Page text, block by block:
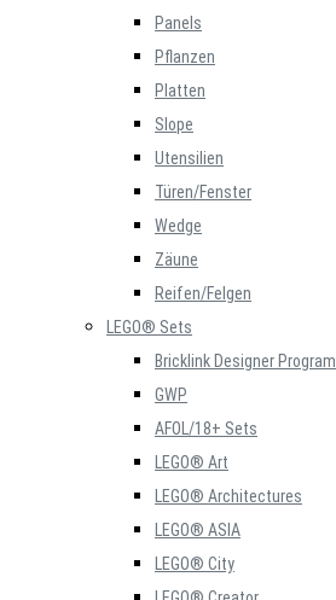
Panels
Pflanzen
Platten
Slope
Utensilien
Türen/Fenster
Wedge
Zäune
Reifen/Felgen
LEGO® Sets
Bricklink Designer Program
GWP
AFOL/18+ Sets
LEGO® Art
LEGO® Architectures
LEGO® ASIA
LEGO® City